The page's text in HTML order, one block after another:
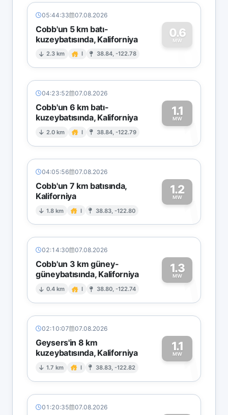
05:44:33 07.08.2026
Cobb'un 5 km batı-
kuzeybatısında, Kaliforniya
2.3 km I 38.84, -122.78
0.6
MW
0
04:23:52 07.08.2026
Cobb'un 6 km batı-
kuzeybatısında, Kaliforniya
2.0 km I 38.84, -122.79
1.1
MW1
04:05:56 07.08.2026
Cobb'un 7 km batısında,
Kaliforniya
1.8 km I 38.83, -122.80
1.2
MW1
02:14:30 07.08.2026
Cobb'un 3 km güney-
güneybatısında, Kaliforniya
0.4 km I 38.80, -122.74
1.3
MW1
02:10:07 07.08.2026
Geysers'in 8 km
kuzeybatısında, Kaliforniya
1.7 km I 38.83, -122.82
1.1
MW1
01:20:35 07.08.2026